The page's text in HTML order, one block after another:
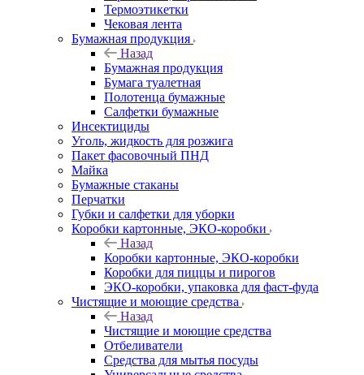
Термоэтикетки
Чековая лента
Бумажная продукция
Назад
Бумажная продукция
Бумага туалетная
Полотенца бумажные
Салфетки бумажные
Инсектициды
Уголь, жидкость для розжига
Пакет фасовочный ПНД
Майка
Бумажные стаканы
Перчатки
Губки и салфетки для уборки
Коробки картонные, ЭКО-коробки
Назад
Коробки картонные, ЭКО-коробки
Коробки для пиццы и пирогов
ЭКО-коробки, упаковка для фаст-фуда
Чистящие и моющие средства
Назад
Чистящие и моющие средства
Отбеливатели
Средства для мытья посуды